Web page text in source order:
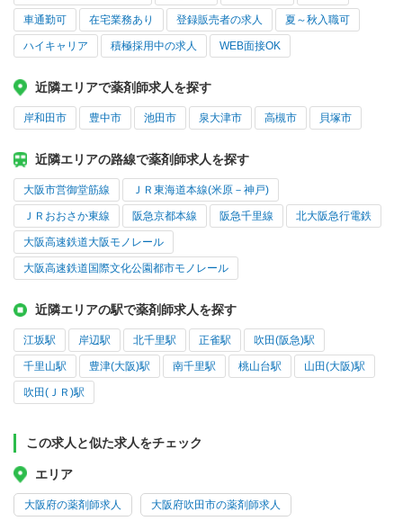
車通勤可 在宅業務あり 登録販売者の求人 夏～秋入職可
ハイキャリア 積極採用中の求人 WEB面接OK
近隣エリアで薬剤師求人を探す
岸和田市 豊中市 池田市 泉大津市 高槻市 貝塚市
近隣エリアの路線で薬剤師求人を探す
大阪市営御堂筋線 ＪＲ東海道本線(米原－神戸)
ＪＲおおさか東線 阪急京都本線 阪急千里線 北大阪急行電鉄
大阪高速鉄道大阪モノレール
大阪高速鉄道国際文化公園都市モノレール
近隣エリアの駅で薬剤師求人を探す
江坂駅 岸辺駅 北千里駅 正雀駅 吹田(阪急)駅
千里山駅 豊津(大阪)駅 南千里駅 桃山台駅 山田(大阪)駅
吹田(ＪＲ)駅
この求人と似た求人をチェック
エリア
大阪府の薬剤師求人 大阪府吹田市の薬剤師求人